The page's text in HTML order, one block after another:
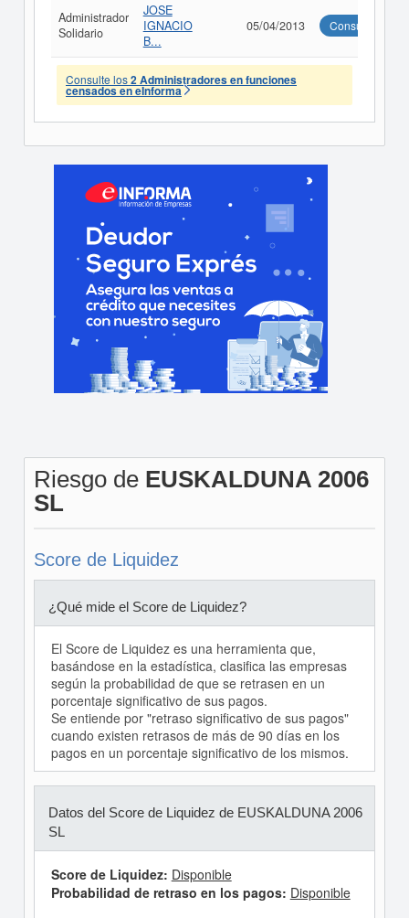
Administrador
Solidario
JOSE
IGNACIO
B...
05/04/2013 Consultar
Consulte los2 Administradores en funciones
censados en eInforma
Riesgo de EUSKALDUNA 2006
SL
Score de Liquidez
¿Qué mide el Score de Liquidez?
El Score de Liquidez es una herramienta que,
basándose en la estadística, clasifica las empresas
según la probabilidad de que se retrasen en un
porcentaje significativo de sus pagos.
Se entiende por "retraso significativo de sus pagos"
cuando existen retrasos de más de 90 días en los
pagos en un porcentaje significativo de los mismos.
Datos del Score de Liquidez de EUSKALDUNA 2006
SL
Score de Liquidez: Disponible
Probabilidad de retraso en los pagos: Disponible